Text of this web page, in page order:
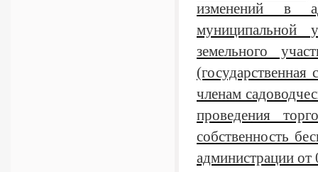
изменений в
муниципальной
земельного
членам
проведения
собственность
администрации